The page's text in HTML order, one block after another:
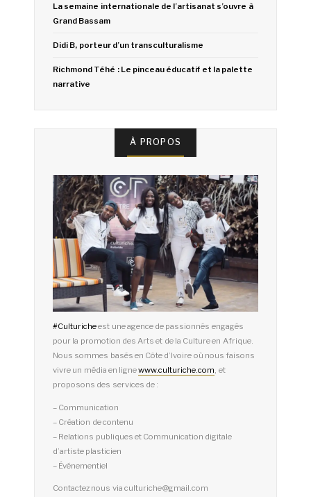
La semaine internationale de l’artisanat s’ouvre à
Grand Bassam
Didi B, porteur d’un transculturalisme
Richmond Téhé : Le pinceau éducatif et la palette
narrative
À PROPOS
#Culturicheest une agence de passionnés engagés
pour la promotion des Arts et de la Culture en Afrique.
Nous sommes basés en Côte d’Ivoire où nous faisons
vivre un média en lignewww.culturiche.com, et
proposons des services de :
– Communication
– Création de contenu
– Relations publiques et Communication digitale
d’artiste plasticien
– Événementiel
Contactez nous via culturiche@gmail.com